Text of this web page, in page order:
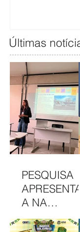
Últimas
PESQUISA
A NA
INTERCOM